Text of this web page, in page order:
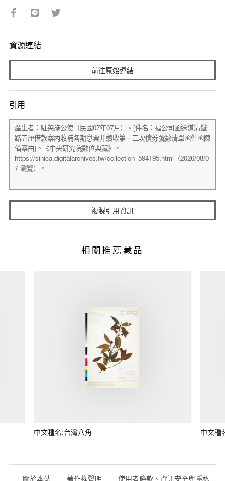
資源連結
前往原始連結
引用
複製引用資訊
相關推薦藏品
中文種名:台灣八角 中文種
關於本站 著作權聲明 使用者條款、資訊安全與隱私